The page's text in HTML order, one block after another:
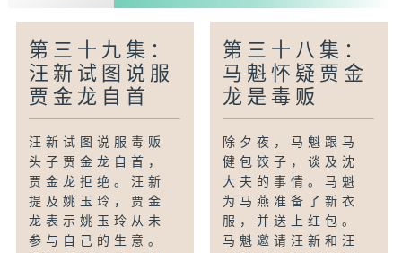
第三十九集：
汪新试图说服
贾金龙自首
汪新试图说服毒贩
头子贾金龙自首，
贾金龙拒绝。汪新
提及姚玉玲，贾金
龙表示姚玉玲从未
参与自己的生意。
第三十八集：
马魁怀疑贾金
龙是毒贩
除夕夜，马魁跟马
健包饺子，谈及沈
大夫的事情。马魁
为马燕准备了新衣
服，并送上红包。
马魁邀请汪新和汪